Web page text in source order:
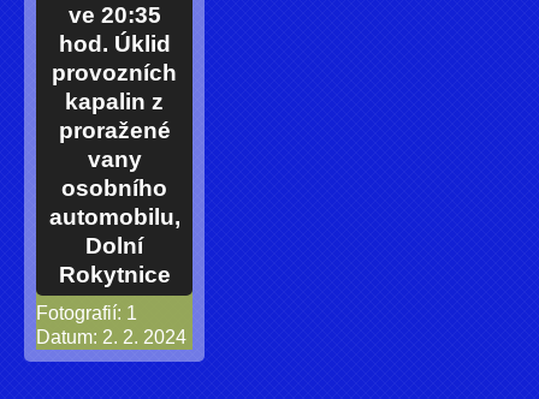
ve 20:35
hod. Úklid
provozních
kapalin z
proražené
vany
osobního
automobilu,
Dolní
Rokytnice
Fotografií: 1
Datum: 2. 2. 2024